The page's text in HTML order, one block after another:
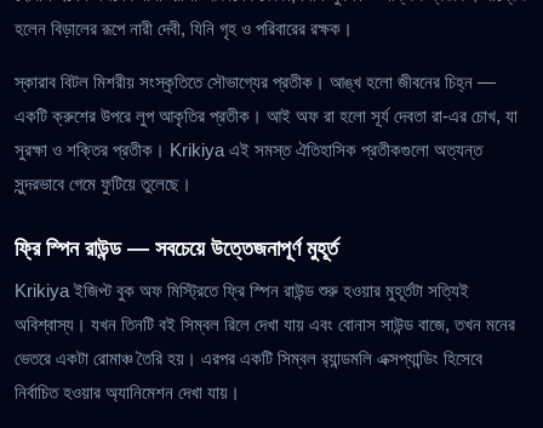
হলেন বিড়ালের রূপে নারী দেবী, যিনি গৃহ ও পরিবারের রক্ষক।
স্কারাব বিটল মিশরীয় সংস্কৃতিতে সৌভাগ্যের প্রতীক। আঙ্খ হলো জীবনের চিহ্ন —
একটি ক্রুশের উপরে লুপ আকৃতির প্রতীক। আই অফ রা হলো সূর্য দেবতা রা-এর চোখ, যা
সুরক্ষা ও শক্তির প্রতীক। Krikiya এই সমস্ত ঐতিহাসিক প্রতীকগুলো অত্যন্ত
সুন্দরভাবে গেমে ফুটিয়ে তুলেছে।
ফ্রি স্পিন রাউন্ড — সবচেয়ে উত্তেজনাপূর্ণ মুহূর্ত
Krikiya ইজিপ্ট বুক অফ মিস্ট্রিতে ফ্রি স্পিন রাউন্ড শুরু হওয়ার মুহূর্তটা সত্যিই
অবিশ্বাস্য। যখন তিনটি বই সিম্বল রিলে দেখা যায় এবং বোনাস সাউন্ড বাজে, তখন মনের
ভেতরে একটা রোমাঞ্চ তৈরি হয়। এরপর একটি সিম্বল র‍্যান্ডমলি এক্সপ্যান্ডিং হিসেবে
নির্বাচিত হওয়ার অ্যানিমেশন দেখা যায়।